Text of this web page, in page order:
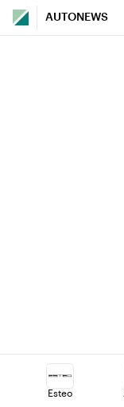
AUTONEWS
Esteo